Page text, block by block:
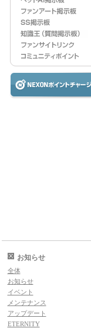
お知らせ
全体
お知らせ
イベント
メンテナンス
アップデート
ETERNITY